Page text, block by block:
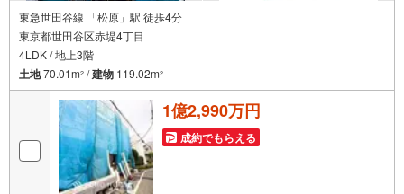
東急世田谷線 「松原」駅 徒歩4分
東京都世田谷区赤堤4丁目
4LDK / 地上3階
土地70.01m2 /建物 119.02m2
1億2,990万円
成約でもらえる